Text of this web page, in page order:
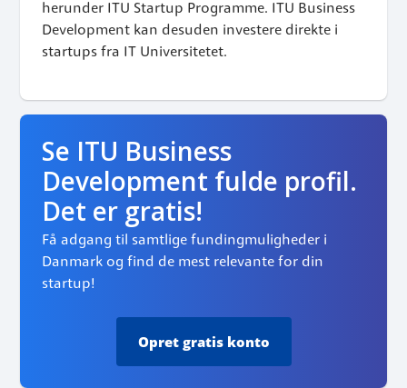
herunder ITU Startup Programme. ITU Business
Development kan desuden investere direkte i
startups fra IT Universitetet.
Se ITU Business
Development fulde profil.
Det er gratis!
Få adgang til samtlige fundingmuligheder i
Danmark og find de mest relevante for din
startup!
Opretgratis konto